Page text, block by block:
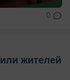
0
жителей